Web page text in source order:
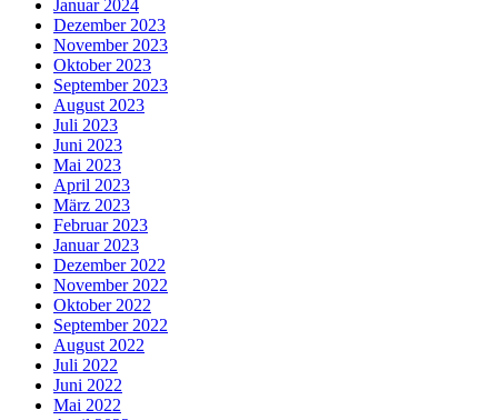
Januar 2024
Dezember 2023
November 2023
Oktober 2023
September 2023
August 2023
Juli 2023
Juni 2023
Mai 2023
April 2023
März 2023
Februar 2023
Januar 2023
Dezember 2022
November 2022
Oktober 2022
September 2022
August 2022
Juli 2022
Juni 2022
Mai 2022